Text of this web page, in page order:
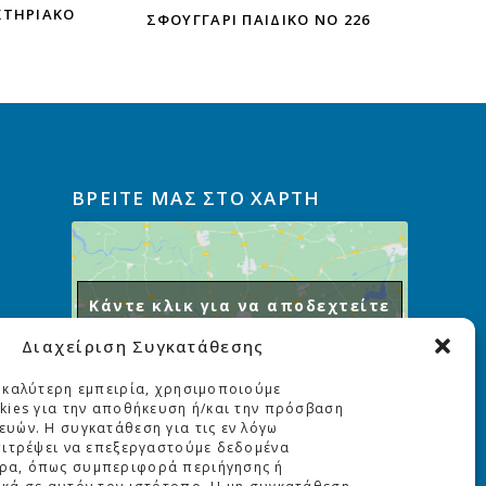
Διαχείριση Συγκατάθεσης
εμπειρία, χρησιμοποιούμε
για την αποθήκευση ή/και την πρόσβαση
Η συγκατάθεση για τις εν λόγω
να επεξεργαστούμε δεδομένα
όπως συμπεριφορά περιήγησης ή
ΣΦΟΥΓΓΆΡΙ ΠΑΙΔΙΚΌ ΝΟ 226
ΒΡΕΙΤΕ ΜΑΣ ΣΤΟ ΧΑΡΤΗ
Κάντε κλικ για να αποδεχτείτε
και να ενεργοποιήσετε αυτό
το περιεχόμενο